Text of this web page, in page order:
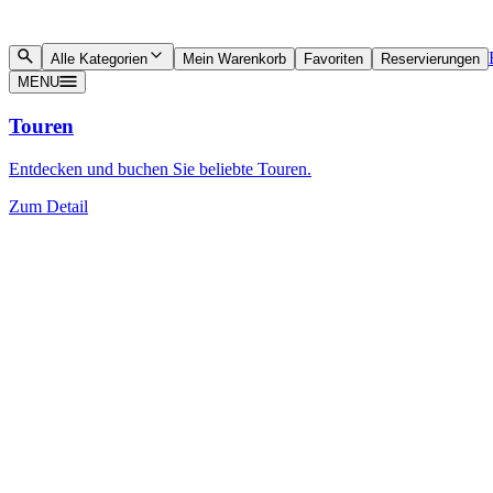
Alle Kategorien Mein Warenkorb Favoriten Reservierungen
MENU
Touren
Entdecken und buchen Sie beliebte Touren.
Zum Detail